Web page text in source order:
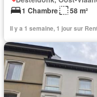
1 Chambre
58 m²
Il y a 1 semaine, 1 jour sur